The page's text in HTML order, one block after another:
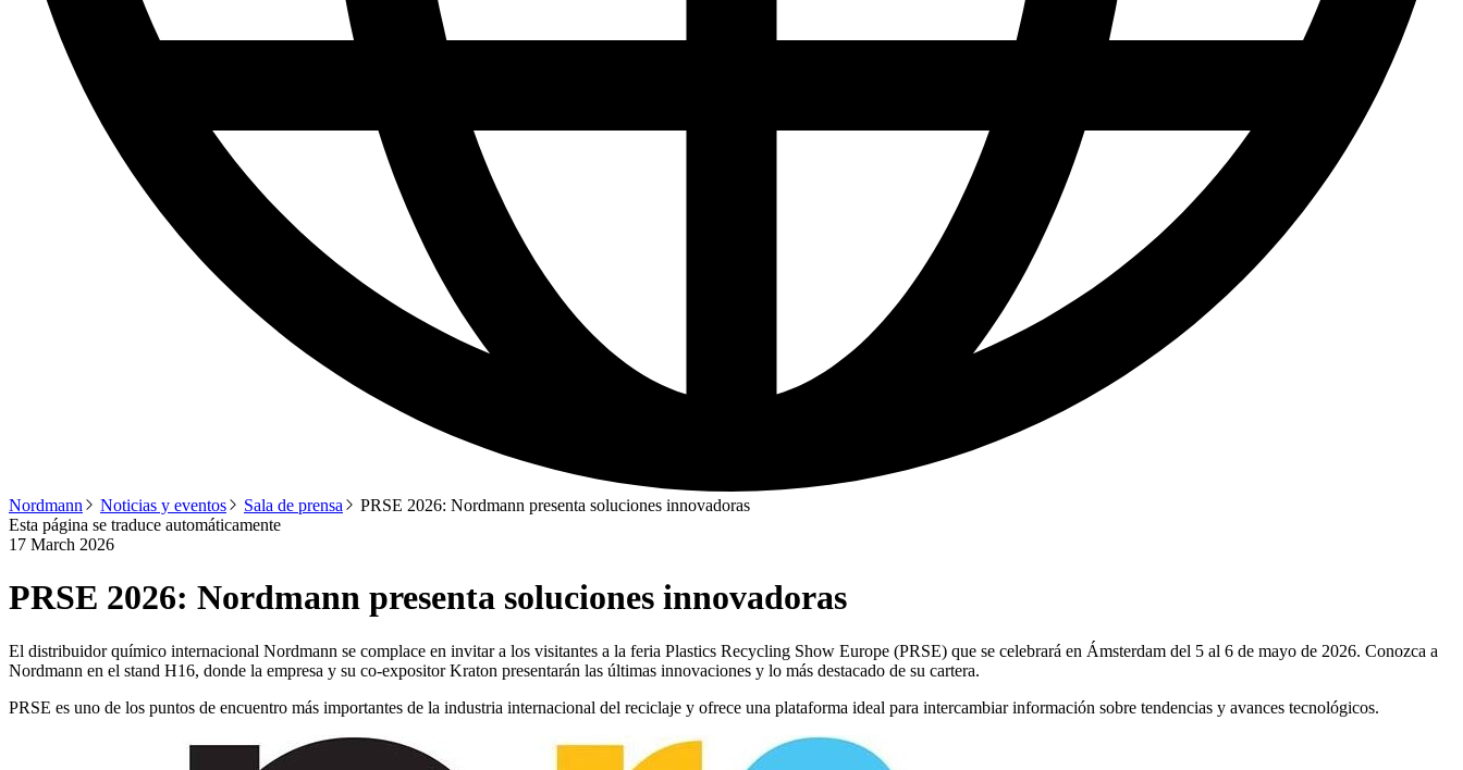
Nordmann Noticias y eventos Sala de prensa
PRSE 2026: Nordmann presenta soluciones innovadoras
Esta página se traduce automáticamente
17 March 2026
PRSE 2026: Nordmann presenta soluciones innovadoras
El distribuidor químico internacional Nordmann se complace en invitar a los visitantes a la feria Plastics Recycling Show Europe (PRSE) que se celebrará en Ámsterdam del 5 al 6 de mayo de 2026. Conozca a
Nordmann en el stand H16, donde la empresa y su co-expositor Kraton presentarán las últimas innovaciones y lo más destacado de su cartera.
PRSE es uno de los puntos de encuentro más importantes de la industria internacional del reciclaje y ofrece una plataforma ideal para intercambiar información sobre tendencias y avances tecnológicos.